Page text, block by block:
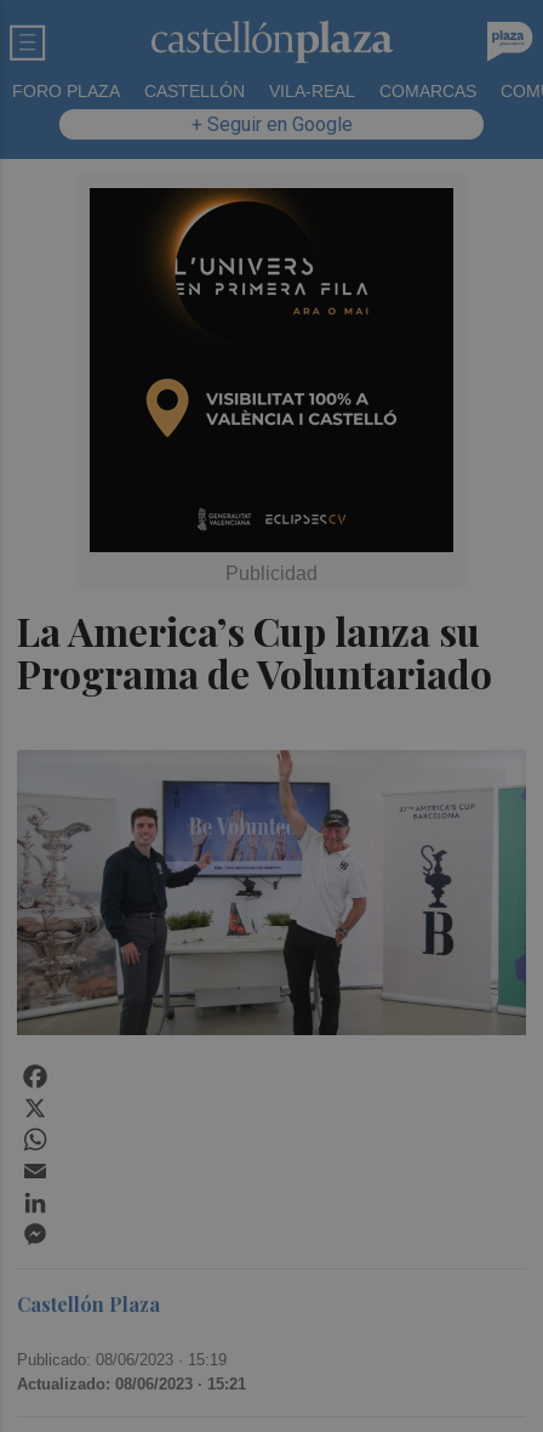
FORO PLAZA CASTELLÓN VILA-REAL COMARCAS
+ Seguir en Google
La America’s Cup lanza su
Programa de Voluntariado
Castellón Plaza
Publicado: 08/06/2023 · 15:19
Actualizado: 08/06/2023 · 15:21